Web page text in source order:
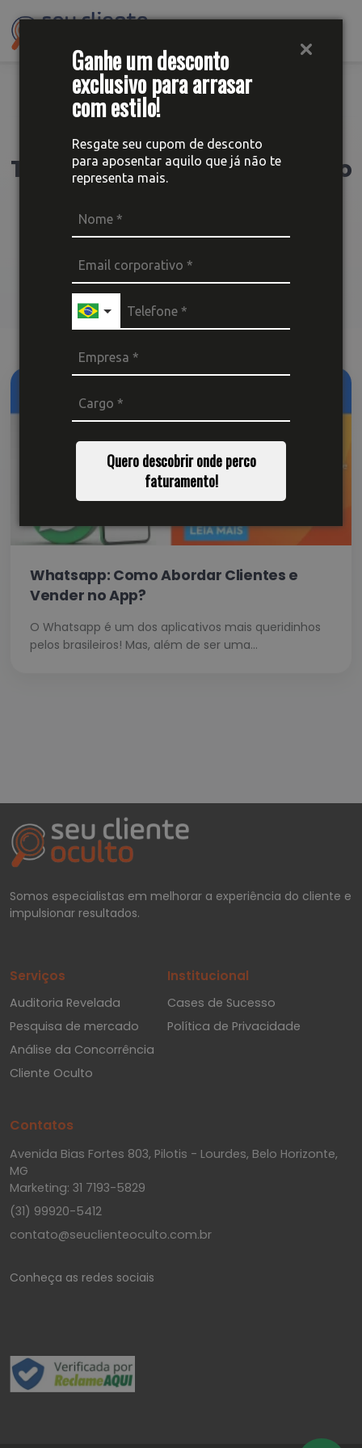
Ganhe um desconto
exclusivo para arrasar
com estilo!
Resgate seu cupom de desconto
para aposentar aquilo que já não te
representa mais.
Quero descobrir onde perco
faturamento!
Tag:
Catálogo de Produtos do
Fique por dentro dos acontecimentos mais
importantes para sua empresa
Whatsapp: Como Abordar Clientes e
Vender no App?
O Whatsapp é um dos aplicativos mais queridinhos
pelos brasileiros! Mas, além de ser uma…
Somos especialistas em melhorar a experiência do cliente e
impulsionar resultados.
Serviços
Auditoria Revelada
Pesquisa de mercado
Análise da Concorrência
Cliente Oculto
Institucional
Cases de Sucesso
Política de Privacidade
Contatos
Avenida Bias Fortes 803, Pilotis - Lourdes, Belo Horizonte,
MG
Marketing: 31 7193-5829
(31) 99920-5412
contato@seuclienteoculto.com.br
Conheça as redes sociais